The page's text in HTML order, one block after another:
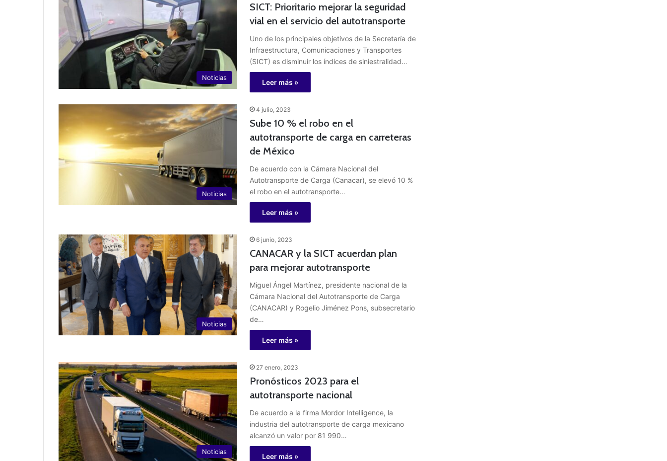
Noticias
SICT: Prioritario mejorar la seguridad
vial en el servicio del autotransporte
Uno de los principales objetivos de la Secretaría de
Infraestructura, Comunicaciones y Transportes
(SICT) es disminuir los índices de siniestralidad…
Leer más »
Noticias
4 julio, 2023
Sube 10 % el robo en el
autotransporte de carga en carreteras
de México
De acuerdo con la Cámara Nacional del
Autotransporte de Carga (Canacar), se elevó 10 %
el robo en el autotransporte…
Leer más »
Noticias
6 junio, 2023
CANACAR y la SICT acuerdan plan
para mejorar autotransporte
Miguel Ángel Martínez, presidente nacional de la
Cámara Nacional del Autotransporte de Carga
(CANACAR) y Rogelio Jiménez Pons, subsecretario
de…
Leer más »
Noticias
27 enero, 2023
Pronósticos 2023 para el
autotransporte nacional
De acuerdo a la firma Mordor Intelligence, la
industria del autotransporte de carga mexicano
alcanzó un valor por 81 990…
Leer más »